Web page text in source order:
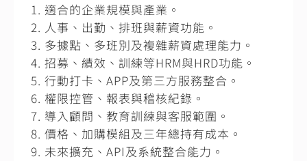
適合的企業規模與產業。
人事、出勤、排班與薪資功能。
多據點、多班別及複雜薪資處理能力。
招募、績效、訓練等HRM與HRD功能。
行動打卡、APP及第三方服務整合。
權限控管、報表與稽核紀錄。
導入顧問、教育訓練與客服範圍。
價格、加購模組及三年總持有成本。
未來擴充、API及系統整合能力。